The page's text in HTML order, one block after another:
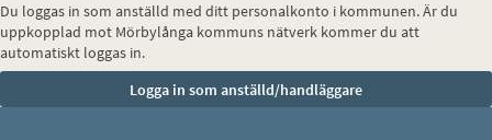
Du loggas in som anställd med ditt personalkonto i kommunen. Är du
uppkopplad mot Mörbylånga kommuns nätverk kommer du att
automatiskt loggas in.